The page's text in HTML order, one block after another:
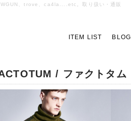
、trove、ca4la....etc。取り扱い・通販
ITEM LIST BLOG
/ ファクトタム